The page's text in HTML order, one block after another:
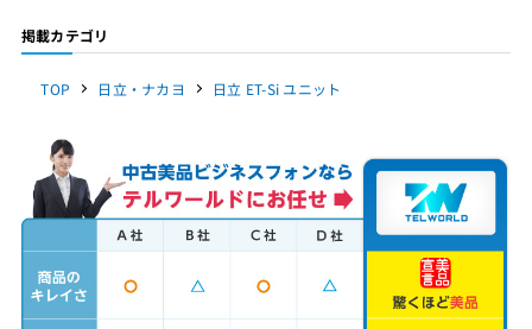
掲載カテゴリ
TOP 日立・ナカヨ 日立 ET-Si ユニット